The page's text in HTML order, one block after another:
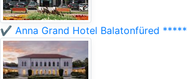
✔️ Anna Grand Hotel Balatonfüred *****